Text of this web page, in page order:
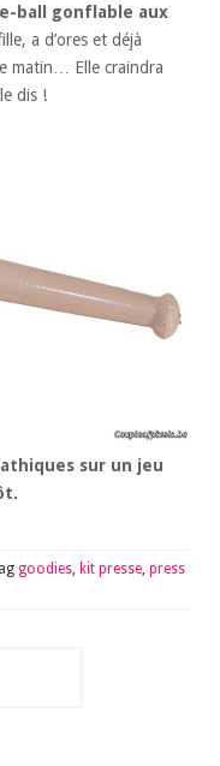
ball gonflable aux
a d’ores et déjà
matin… Elle craindra
dis !
sur un jeu
goodies, kit presse, press